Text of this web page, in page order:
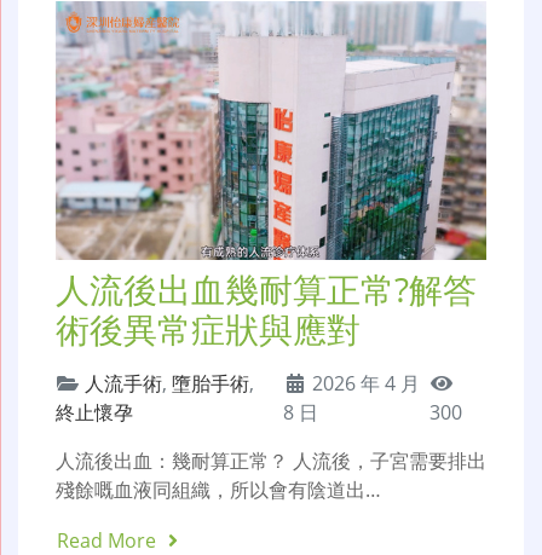
人流後出血幾耐算正常?解答
術後異常症狀與應對
人流手術, 墮胎手術,
終止懷孕
2026 年 4 月
8 日
300
人流後出血：幾耐算正常？ 人流後，子宮需要排出
殘餘嘅血液同組織，所以會有陰道出…
Read More